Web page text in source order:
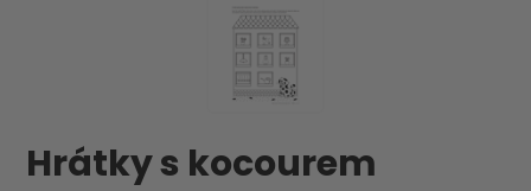
Hrátky s kocourem